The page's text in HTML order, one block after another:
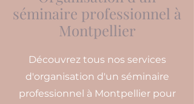
séminaire professionnel à
Montpellier
Découvrez tous nos services
d'organisation d'un séminaire
professionnel à Montpellier pour